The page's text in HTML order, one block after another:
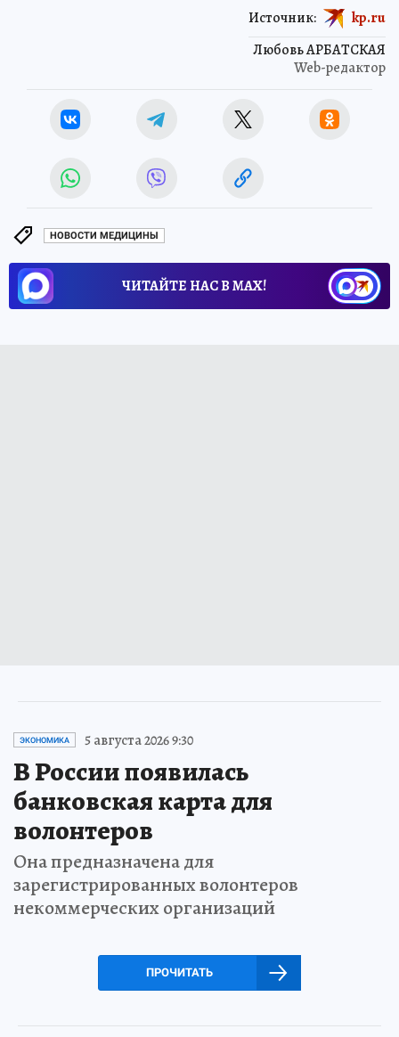
Любовь АРБАТСКАЯ
Web-редактор
Источник: kp.ru
НОВОСТИ МЕДИЦИНЫ
ЧИТАЙТЕ НАС В МАХ!
ЭКОНОМИКА 5 августа 2026 9:30
В России появилась
банковская карта для
волонтеров
Она предназначена для
зарегистрированных волонтеров
некоммерческих организаций
ПРОЧИТАТЬ